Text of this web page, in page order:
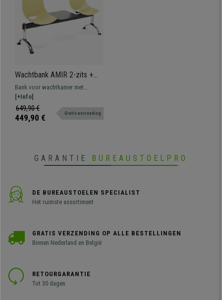
Wachtbank AMIR 2-zits +
Tafeltje, Metalen Structuur,
in Beige Kunststof
Bank voor wachtkamer met
metalen structuur van 158x50 cm
en design zitting van stevig
kunststof. Zeer resistent en
[+Info]
649,90 €
449,90 € Gratis verzending
GARANTIE BUREAUSTOELPRO
DE BUREAUSTOELEN SPECIALIST
Het ruimste assortiment
GRATIS VERZENDING OP ALLE BESTELLINGEN
Binnen Nederland en België
RETOURGARANTIE
Tot 30 dagen